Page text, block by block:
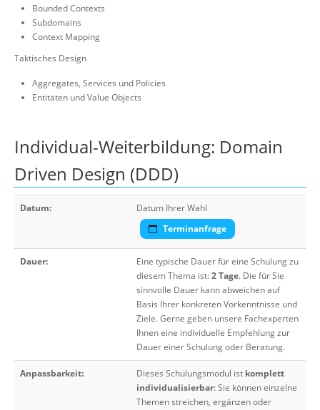
Bounded Contexts
Subdomains
Context Mapping
Taktisches Design
Aggregates, Services und Policies
Entitäten und Value Objects
Individual-Weiterbildung: Domain
Driven Design (DDD)
Datum:
Datum Ihrer Wahl
Terminanfrage
Dauer:
Eine typische Dauer für eine Schulung zu
diesem Thema ist:2 Tage. Die für Sie
sinnvolle Dauer kann abweichen auf
Basis Ihrer konkreten Vorkenntnisse und
Ziele. Gerne geben unsere Fachexperten
Ihnen eine individuelle Empfehlung zur
Dauer einer Schulung oder Beratung.
Anpassbarkeit: Dieses Schulungsmodul ist komplett
individualisierbar: Sie können einzelne
Themen streichen, ergänzen oder